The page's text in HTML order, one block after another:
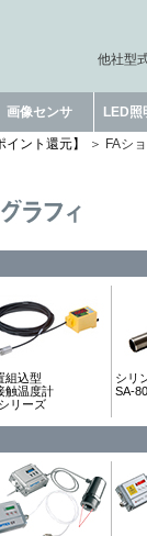
他社型
画像センサ LED照
ント還元】 FAシ
組込型
触温度計
リーズ
シリ
SA-